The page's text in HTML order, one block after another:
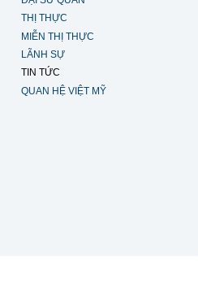
THỊ THỰC
MIỄN THỊ THỰC
LÃNH SỰ
TIN TỨC
QUAN HỆ VIỆT MỸ